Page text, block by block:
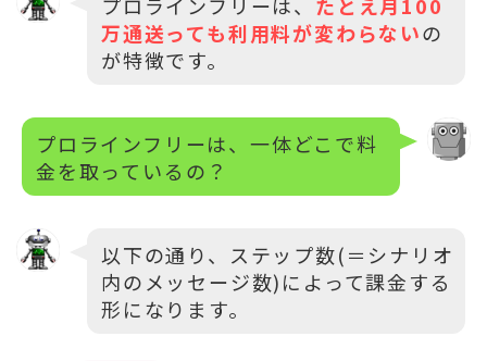
万通送っても利用料が変わらないの
が特徴です。
プロラインフリーは、一体どこで料
金を取っているの？
以下の通り、ステップ数(＝シナリオ
内のメッセージ数)によって課金する
形になります。